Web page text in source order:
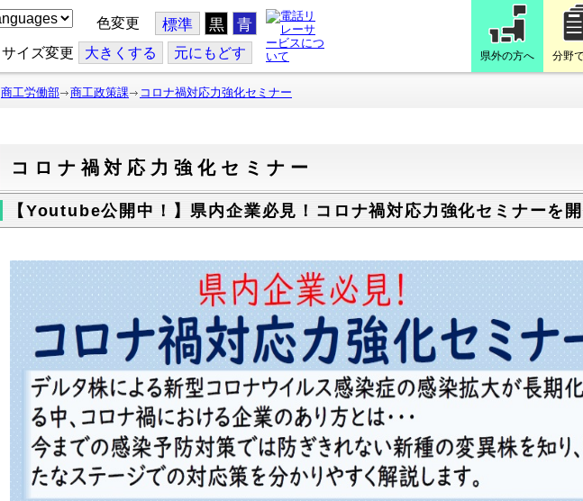
色変更 標準 黒 青
サイズ変更 大きくする 元にもどす 県外の方へ 分野
商工労働部 商工政策課 コロナ禍対応力強化セミナー
コロナ禍対応力強化セミナー
【Youtube公開中！】県内企業必見！コロナ禍対応力強化セミナーを開